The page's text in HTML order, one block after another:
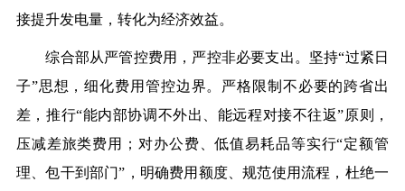
接提升发电量，转化为经济效益。
综合部从严管控费用，严控非必要支出 。 坚持“过紧日
子”思想，细化费用管控边界。严格限制不必要的跨省出
差，推行“能内部协调不外出、能远程对接不往返”原则，
压减差旅类费用；对办公费、低值易耗品等实行“定额管
理、包干到部门”，明确费用额度、规范使用流程，杜绝一